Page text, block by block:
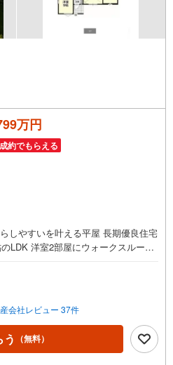
万円
成約でもらえる
しやすいを叶える平屋 長期優良住宅
LDK 洋室2部屋にウォークスルーク
郡山支店が選ばれる理由1郡山市を
り扱っています。 新築・中古様々
す。ぜひお気軽にお問合せ下さい。2
、売却もぜひお任せください。 で
望を実現するために、責任を持って
す。3創業50年以上 独自のノウハウ
会社レビュー 37件
（無料）